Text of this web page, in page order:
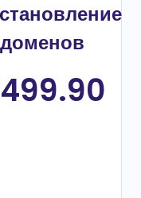
доменов